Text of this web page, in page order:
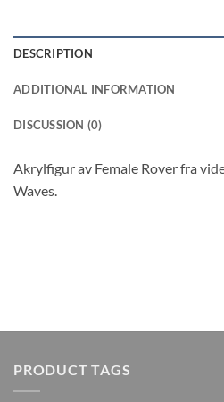
DESCRIPTION
ADDITIONAL INFORMATION
DISCUSSION (0)
Akrylfigur av Female Rover fra
Waves.
PRODUCT TAGS